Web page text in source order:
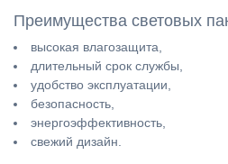
Преимущества световых
высокая влагозащита,
длительный срок службы,
удобство эксплуатации,
безопасность,
энергоэффективность,
свежий дизайн.